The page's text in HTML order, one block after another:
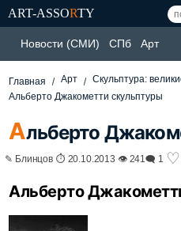
ART-ASSORTY
Новости (СМИ) СПб Арт
Главная Арт
Скульптура:
Альберто Джакометти скульптуры
Альберто
✎ Блинцов ⏱ 20.10.2013 👁 241🗨 1 ♡
Альберто